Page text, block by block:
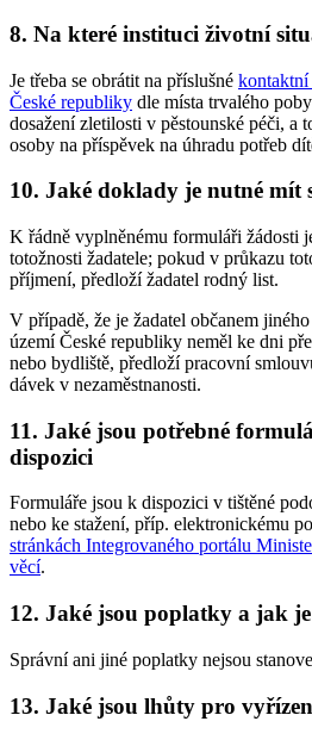
8. Na které instituci životní
Je třeba se obrátit na příslušné kontaktní
České republiky dle místa trvalého
dosažení zletilosti v pěstounské péči, a
osoby na příspěvek na úhradu potřeb
10. Jaké doklady je nutné mít
K řádně vyplněnému formuláři žádosti
totožnosti žadatele; pokud v průkazu
příjmení, předloží žadatel rodný list.
V případě, že je žadatel občanem
území České republiky neměl ke dni
nebo bydliště, předloží pracovní
dávek v nezaměstnanosti.
11. Jaké jsou potřebné
dispozici
Formuláře jsou k dispozici v tištěné
nebo ke stažení, příp. elektronickému
stránkách Integrovaného portálu
věcí.
12. Jaké jsou poplatky a jak
Správní ani jiné poplatky nejsou
13. Jaké jsou lhůty pro